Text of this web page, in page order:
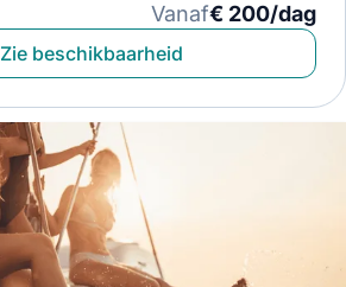
Vanaf€ 200/dag
Zie beschikbaarheid